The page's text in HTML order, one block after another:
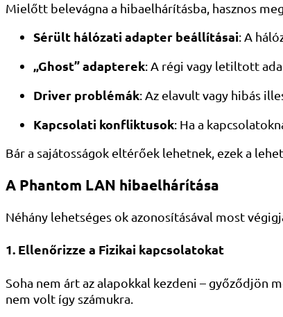
Mielőtt belevágna a hibaelhárításba, hasznos
Sérült hálózati adapter beállításai: A
„Ghost” adapterek: A régi vagy letiltott
Driver problémák: Az elavult vagy hibás
Kapcsolati konfliktusok: Ha a
Bár a sajátosságok eltérőek lehetnek, ezek a
A Phantom LAN hibaelhárítása
Néhány lehetséges ok azonosításával most
1. Ellenőrizze a Fizikai kapcsolatokat
Soha nem árt az alapokkal kezdeni – győződjön
nem volt így számukra.